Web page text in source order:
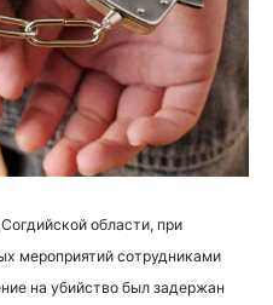
области, при
мероприятий сотрудниками
на убийство был задержан